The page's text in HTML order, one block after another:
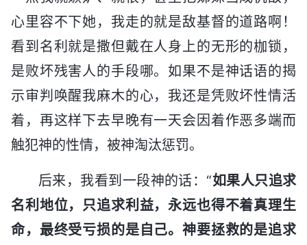
心里容不下她，我走的就是敌基督的道路啊！
看到名利就是撒但戴在人身上的无形的枷锁，
是败坏残害人的手段哪。如果不是神话语的揭
示审判唤醒我麻木的心，我还是凭败坏性情活
着，再这样下去早晚有一天会因着作恶多端而
触犯神的性情，被神淘汰惩罚。
后来，我看到一段神的话：“如果人只追求
名利地位，只追求利益，永远也得不着真理生
命，最终受亏损的是自己。神要拯救的是追求